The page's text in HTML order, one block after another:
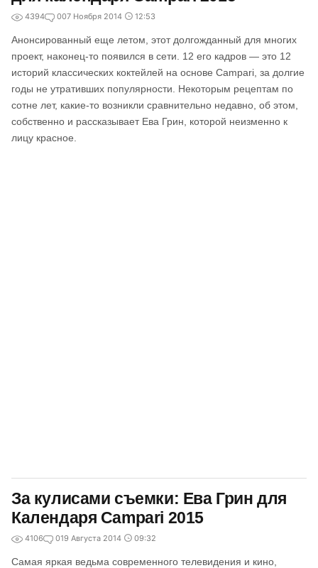
4394 007 Ноября 2014 12:53
Анонсированный еще летом, этот долгожданный для многих
проект, наконец-то появился в сети. 12 его кадров — это 12
историй классических коктейлей на основе Campari, за долгие
годы не утративших популярности. Некоторым рецептам по
сотне лет, какие-то возникли сравнительно недавно, об этом,
собственно и рассказывает Ева Грин, которой неизменно к
лицу красное.
За кулисами съемки: Ева Грин для
Календаря Campari 2015
4106 019 Августа 2014 09:32
Самая яркая ведьма современного телевидения и кино,